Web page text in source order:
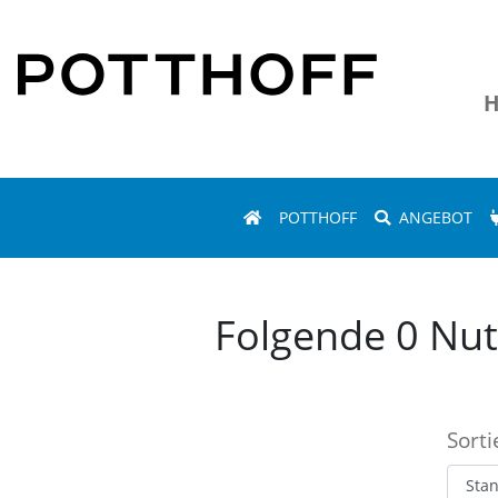
POTTHOFF ANGEBOT
Folgende 0